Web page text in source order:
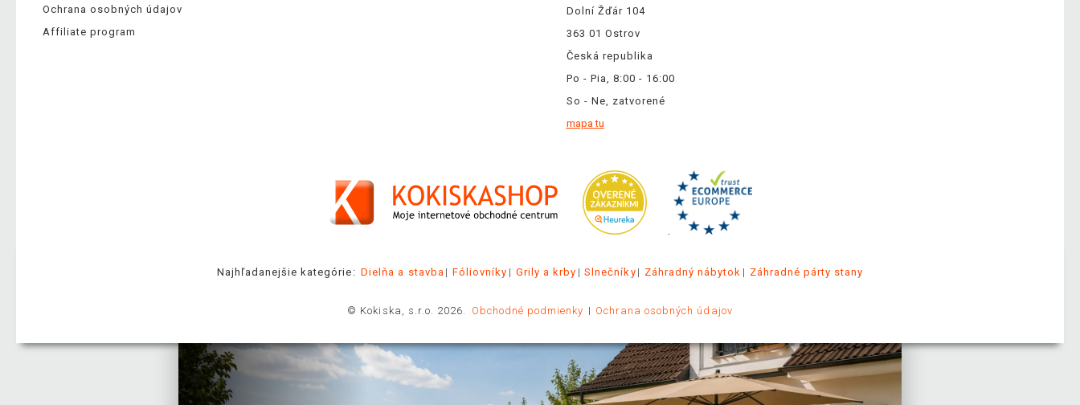
Ochrana osobných údajov
Affiliate program
Dolní Žďár 104
363 01 Ostrov
Česká republika
Po - Pia, 8:00 - 16:00
So - Ne, zatvorené
mapa tu
.
Najhľadanejšie kategórie: Dielňa a stavba Fóliovníky Grily a krby Slnečníky Záhradný nábytok Záhradné párty stany
© Kokiska, s.r.o. 2026. Obchodné podmienky Ochrana osobných údajov